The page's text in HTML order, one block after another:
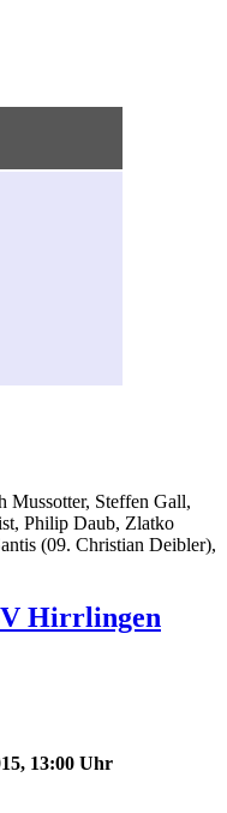
Mussotter, Steffen Gall,
Philip Daub, Zlatko
(09. Christian Deibler),
Hirrlingen
13:00 Uhr